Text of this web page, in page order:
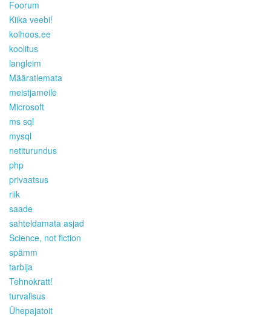
Foorum
Kiika veebi!
kolhoos.ee
koolitus
langleim
Määratlemata
meistjameile
Microsoft
ms sql
mysql
netiturundus
php
privaatsus
riik
saade
sahteldamata asjad
Science, not fiction
spämm
tarbija
Tehnokratt!
turvalisus
Ühepajatoit